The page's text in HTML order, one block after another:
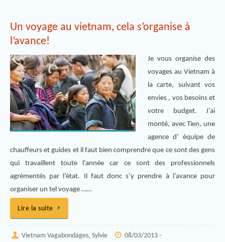
Un voyage au vietnam, cela s’organise à
l’avance!
Je vous organise des
voyages au Vietnam à
la carte, suivant vos
envies , vos besoins et
votre budget. J’ai
monté, avec Tien, une
agence d’ équipe de
chauffeurs et guides et il faut bien comprendre que ce sont des gens
qui travaillent toute l’année car ce sont des professionnels
agrémentés par l’état. Il faut donc s’y prendre à l’avance pour
organiser un tel voyage ……
Lire la suite
Vietnam Vagabondages, Sylvie 08/03/2013 -